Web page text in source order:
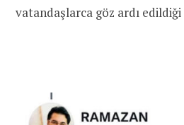
vatandaşlarca göz ardı edildiği